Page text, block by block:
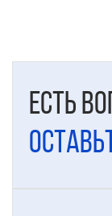
Есть